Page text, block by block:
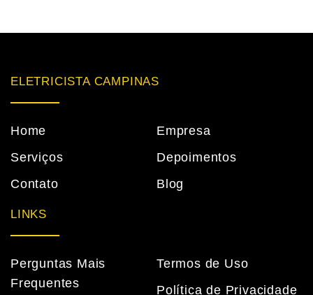
ELETRICISTA CAMPINAS
Home
Empresa
Serviços
Depoimentos
Contato
Blog
LINKS
Perguntas Mais
Frequentes
Termos de Uso
Política de Privacidade